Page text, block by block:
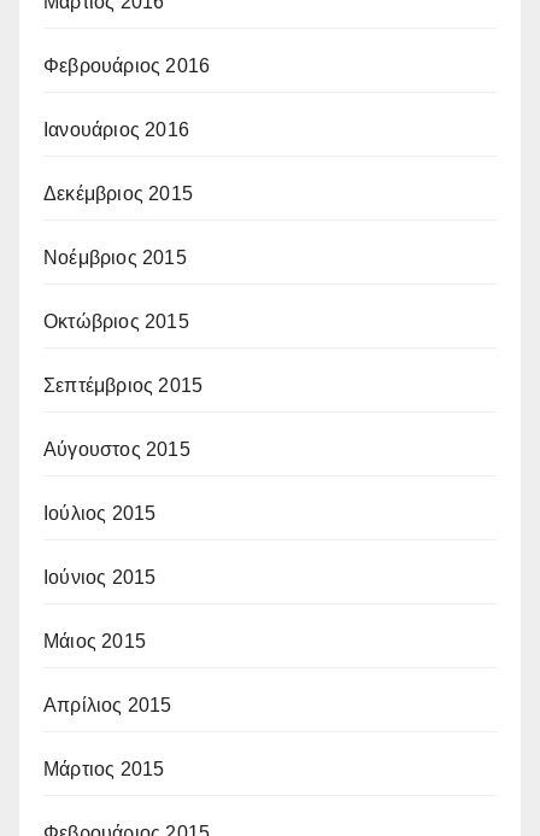
Φεβρουάριος 2016
Ιανουάριος 2016
Δεκέμβριος 2015
Νοέμβριος 2015
Οκτώβριος 2015
Σεπτέμβριος 2015
Αύγουστος 2015
Ιούλιος 2015
Ιούνιος 2015
Μάιος 2015
Απρίλιος 2015
Μάρτιος 2015